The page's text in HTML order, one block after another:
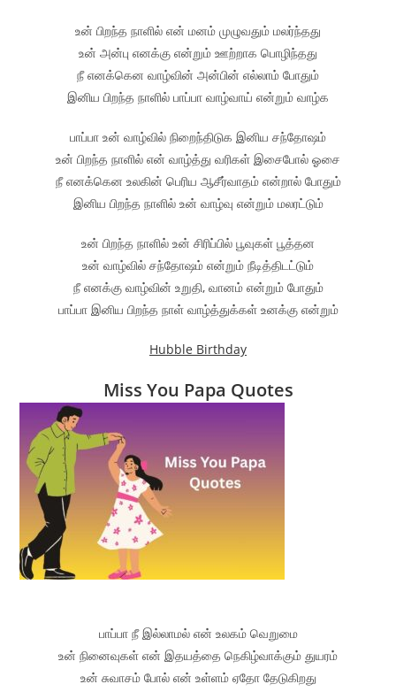
உன் பிறந்த நாளில் என் மனம் முழுவதும் மலர்ந்தது
உன் அன்பு எனக்கு என்றும் ஊற்றாக பொழிந்தது
நீ எனக்கென வாழ்வின் அன்பின் எல்லாம் போதும்
இனிய பிறந்த நாளில் பாப்பா வாழ்வாய் என்றும் வாழ்க
பாப்பா உன் வாழ்வில் நிறைந்திடுக இனிய சந்தோஷம்
உன் பிறந்த நாளில் என் வாழ்த்து வரிகள் இசைபோல் ஓசை
நீ எனக்கென உலகின் பெரிய ஆசீர்வாதம் என்றால் போதும்
இனிய பிறந்த நாளில் உன் வாழ்வு என்றும் மலரட்டும்
உன் பிறந்த நாளில் உன் சிரிப்பில் பூவுகள் பூத்தன
உன் வாழ்வில் சந்தோஷம் என்றும் நீடித்திடட்டும்
நீ எனக்கு வாழ்வின் உறுதி, வானம் என்றும் போதும்
பாப்பா இனிய பிறந்த நாள் வாழ்த்துக்கள் உனக்கு என்றும்
Hubble Birthday
Miss You Papa Quotes
பாப்பா நீ இல்லாமல் என் உலகம் வெறுமை
உன் நினைவுகள் என் இதயத்தை நெகிழ்வாக்கும் துயரம்
உன் சுவாசம் போல் என் உள்ளம் ஏதோ தேடுகிறது